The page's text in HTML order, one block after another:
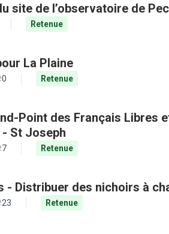
site de l’observatoire de
Retenue
La Plaine
0 Retenue
Point des Français Libres
St Joseph
7 Retenue
- Distribuer des nichoirs à
23 Retenue